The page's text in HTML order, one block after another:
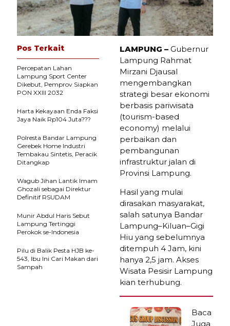
LAMPUNG – Gubernur
Lampung Rahmat
Mirzani Djausal
mengembangkan
strategi besar ekonomi
berbasis pariwisata
(tourism-based
economy) melalui
perbaikan dan
pembangunan
infrastruktur jalan di
Provinsi Lampung.
Hasil yang mulai
dirasakan masyarakat,
salah satunya Bandar
Lampung–Kiluan–Gigi
Hiu yang sebelumnya
ditempuh 4 Jam, kini
hanya 2,5 jam. Akses
Wisata Pesisir Lampung
kian terhubung.
Baca
Juga
Pos Terkait
Percepatan Lahan
Lampung Sport Center
Dikebut, Pemprov Siapkan
PON XXIII 2032
Harta Kekayaan Enda Faksi
Jaya Naik Rp104 Juta???
Polresta Bandar Lampung
Gerebek Home Industri
Tembakau Sintetis, Peracik
Ditangkap
Wagub Jihan Lantik Imam
Ghozali sebagai Direktur
Definitif RSUDAM
Munir Abdul Haris Sebut
Lampung Tertinggi
Perokok se-Indonesia
Pilu di Balik Pesta HJB ke-
543, Ibu Ini Cari Makan dari
Sampah